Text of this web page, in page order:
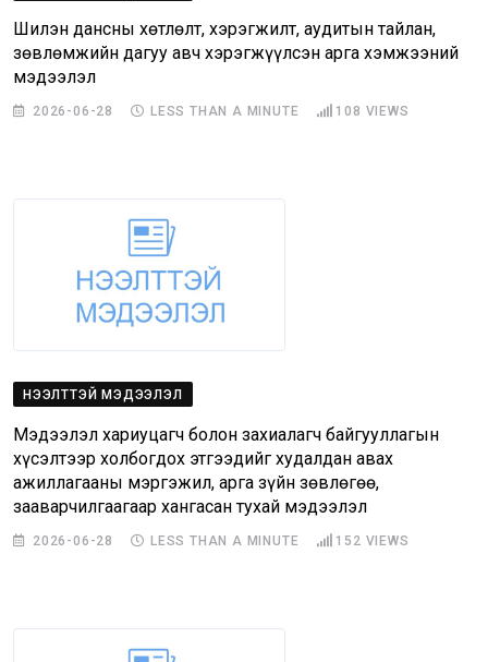
Шилэн дансны хөтлөлт, хэрэгжилт, аудитын тайлан,
зөвлөмжийн дагуу авч хэрэгжүүлсэн арга хэмжээний
мэдээлэл
2026-06-28 LESS THAN A MINUTE 108 VIEWS
НЭЭЛТТЭЙ МЭДЭЭЛЭЛ
Мэдээлэл хариуцагч болон захиалагч байгууллагын
хүсэлтээр холбогдох этгээдийг худалдан авах
ажиллагааны мэргэжил, арга зүйн зөвлөгөө,
зааварчилгаагаар хангасан тухай мэдээлэл
2026-06-28 LESS THAN A MINUTE 152 VIEWS